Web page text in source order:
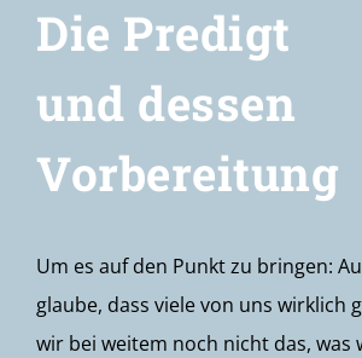
Die Predigt
und dessen
Vorbereitung
Um es auf den Punkt zu bringen:
glaube, dass viele von uns wirklich
wir bei weitem noch nicht das, was